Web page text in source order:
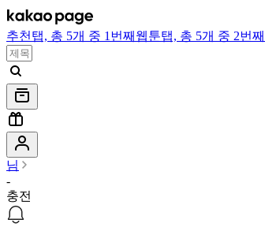
추천 탭, 총 5개 중 1번째 웹툰탭, 총 5개 중 2번째
님
-
충전